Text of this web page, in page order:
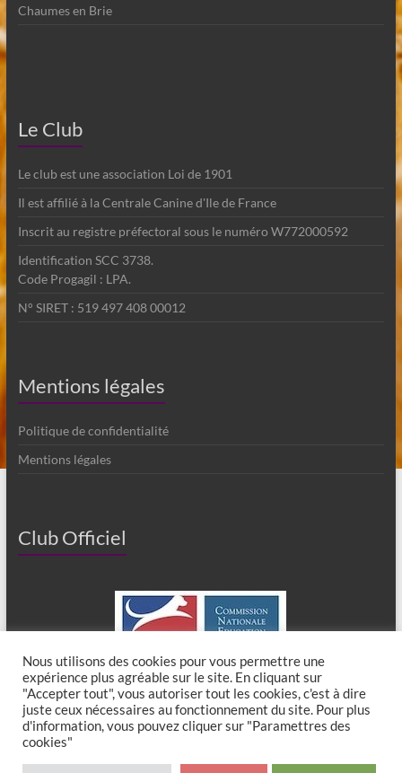
Chaumes en Brie
Le Club
Le club est une association Loi de 1901
Il est affilié à la Centrale Canine d'Ile de France
Inscrit au registre préfectoral sous le numéro W772000592
Identification SCC 3738.
Code Progagil : LPA.
N° SIRET : 519 497 408 00012
Mentions légales
Politique de confidentialité
Mentions légales
Club Officiel
Copyright © 2026Club Canin de Chaumes en Brie. All rights reserved. Theme
Nous utilisons des cookies pour vous permettre une
expérience plus agréable sur le site. En cliquant sur
"Accepter tout", vous autoriser tout les cookies, c'est à dire
juste ceux nécessaires au fonctionnement du site. Pour plus
d'information, vous pouvez cliquer sur "Paramettres des
cookies"